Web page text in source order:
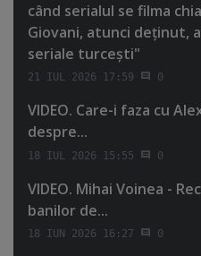
când serialul se filma
Giovani, atunci deţinut,
seriale turceşti"
21 IUL 2026 17:59 0
VIDEO. Care-i faza cu
despre...
18 IUL 2026 15:55 0
VIDEO. Mihai Voinea -
banilor de...
18 IUN 2026 16:27 0